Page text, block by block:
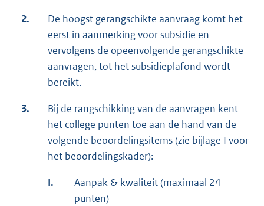
2.
De hoogst gerangschikte aanvraag komt het
eerst in aanmerking voor subsidie en
vervolgens de opeenvolgende gerangschikte
aanvragen, tot het subsidieplafond wordt
bereikt.
3.
Bij de rangschikking van de aanvragen kent
het college punten toe aan de hand van de
volgende beoordelingsitems (zie bijlage I voor
het beoordelingskader):
I.
Aanpak & kwaliteit (maximaal 24
punten)